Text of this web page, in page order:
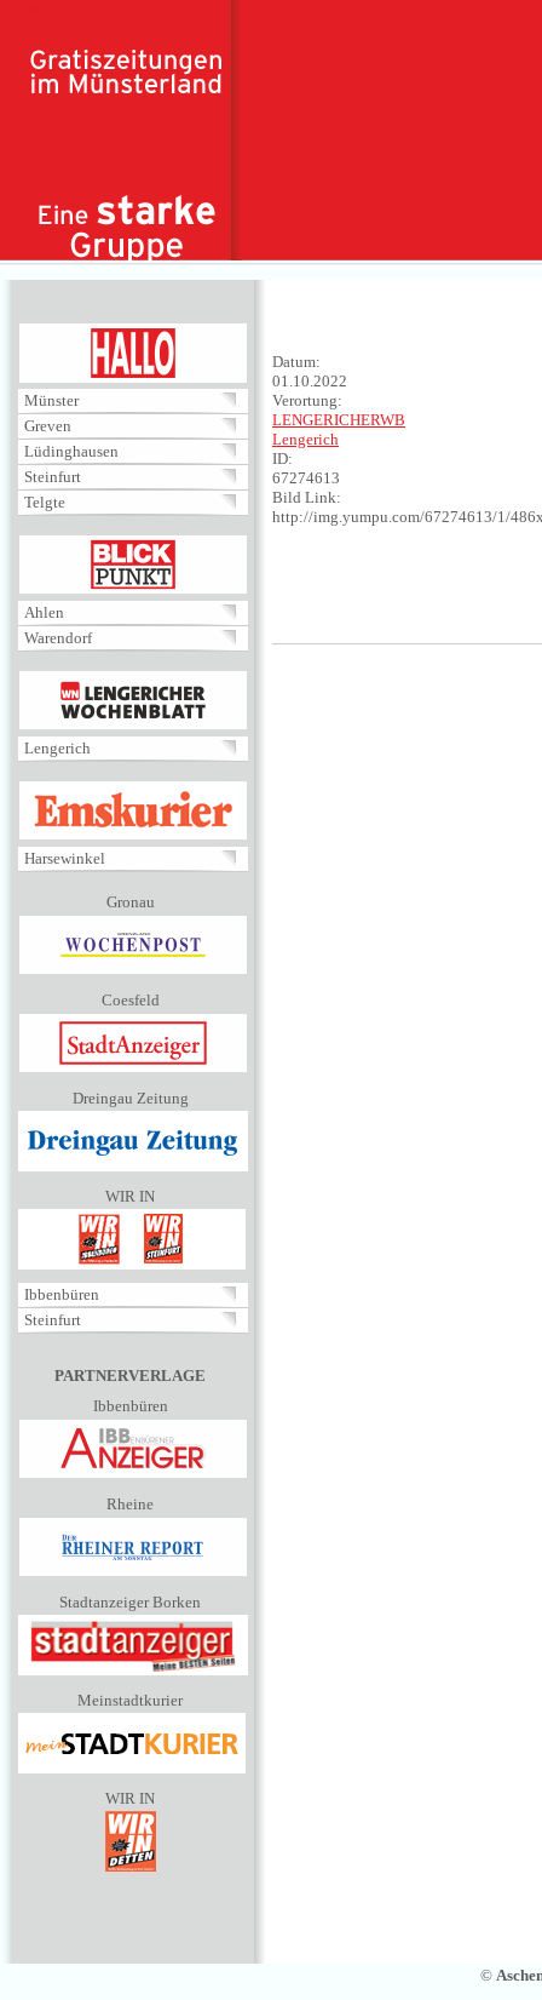
Münster
Greven
Lüdinghausen
Steinfurt
Telgte
BLICKPUNKT
Ahlen
Warendorf
MENÜ
Lengerich
EMSKURIER
Harsewinkel
Gronau
Coesfeld
Dreingau Zeitung
WIR IN
Ibbenbüren
Steinfurt
PARTNERVERLAGE
Ibbenbüren
Rheine
Stadtanzeiger Borken
Meinstadtkurier
WIR IN
Datum:
01.10.2022
Verortung:
LENGERICHERWB
Lengerich
ID:
67274613
Bild Link:
http://img.yumpu.com/67274613/1/
©